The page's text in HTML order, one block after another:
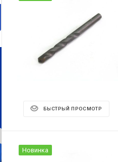
БЫСТРЫЙ ПРОСМОТР
Новинка